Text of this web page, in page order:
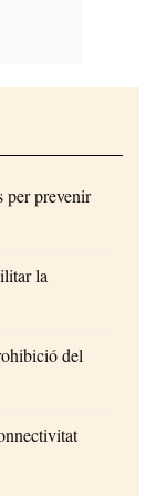
per prevenir
la
del